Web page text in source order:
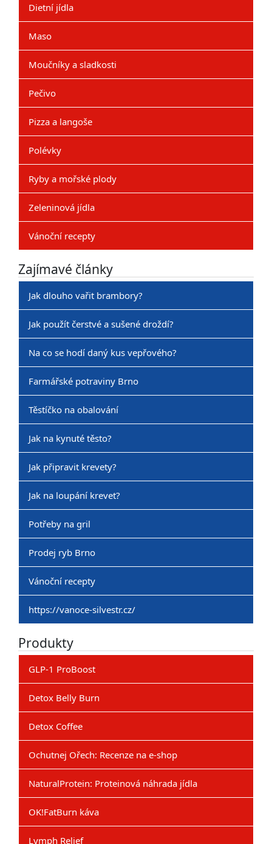
Dietní jídla
Maso
Moučníky a sladkosti
Pečivo
Pizza a langoše
Polévky
Ryby a mořské plody
Zeleninová jídla
Vánoční recepty
Zajímavé články
Jak dlouho vařit brambory?
Jak použít čerstvé a sušené droždí?
Na co se hodí daný kus vepřového?
Farmářské potraviny Brno
Těstíčko na obalování
Jak na kynuté těsto?
Jak připravit krevety?
Jak na loupání krevet?
Potřeby na gril
Prodej ryb Brno
Vánoční recepty
https://vanoce-silvestr.cz/
Produkty
GLP-1 ProBoost
Detox Belly Burn
Detox Coffee
Ochutnej Ořech: Recenze na e-shop
NaturalProtein: Proteinová náhrada jídla
OK!FatBurn káva
Lymph Relief